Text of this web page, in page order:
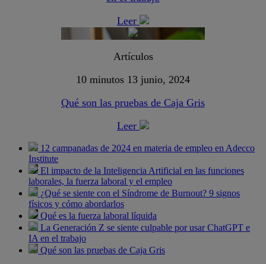
Leer
Artículos
10 minutos 13 junio, 2024
Qué son las pruebas de Caja Gris
Leer
12 campanadas de 2024 en materia de empleo en Adecco
Institute
El impacto de la Inteligencia Artificial en las funciones
laborales, la fuerza laboral y el empleo
¿Qué se siente con el Síndrome de Burnout? 9 signos
físicos y cómo abordarlos
Qué es la fuerza laboral líquida
La Generación Z se siente culpable por usar ChatGPT e
IA en el trabajo
Qué son las pruebas de Caja Gris